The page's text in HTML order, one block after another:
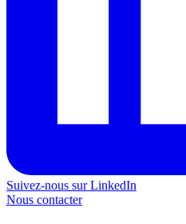
Suivez-nous sur LinkedIn
Nous contacter